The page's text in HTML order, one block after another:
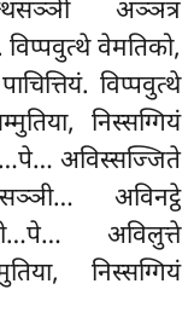
अञ्ञत्र
विप्पवुत्थे वेमतिको,
विप्पवुत्थे
निस्सग्गियं
अविस्सज्जिते
अविनट्ठे
अविलुत्ते
निस्सग्गियं